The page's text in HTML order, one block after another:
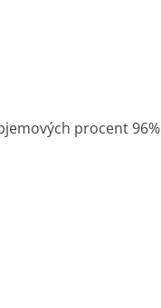
procent 96%